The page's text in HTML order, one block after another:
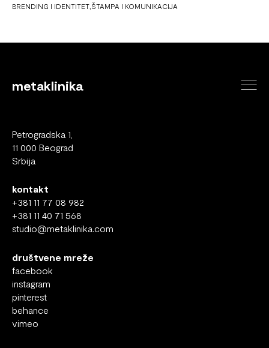
BRENDING I IDENTITET ŠTAMPA I KOMUNIKACIJA
metaklinika
Petrogradska 1,
11 000 Beograd
Srbija
kontakt
+381 11 77 08 982
+381 11 40 71 568
studio@metaklinika.com
društvene mreže
facebook
instagram
pinterest
behance
vimeo